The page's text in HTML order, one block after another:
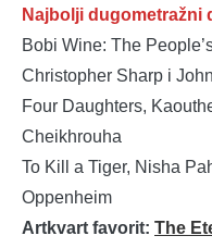
Najbolji dugometražni
Bobi Wine: The
Christopher Sharp i
Four Daughters,
Cheikhrouha
To Kill a Tiger, Nisha
Oppenheim
Artkvart favorit: The